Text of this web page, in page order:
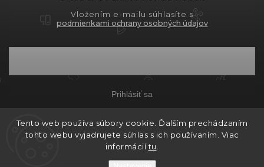
Tento web používa súbory cookie. Ďalším prechádzaním
tohto webu vyjadrujete súhlas s ich používaním. Viac
informáciítu
Vložením e-mailu súhlasíte s
podmienkami ochrany osobných údajov
Prihlásiť sa
Copyright 2026PROXIMA.store